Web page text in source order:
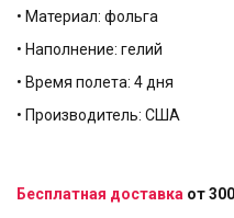
• Материал: фольга
• Наполнение: гелий
• Время полета: 4 дня
• Производитель: США
Бесплатная доставка от